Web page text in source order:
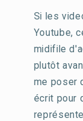
Si les
Youtube,
midifile
plutôt
me poser
écrit pour